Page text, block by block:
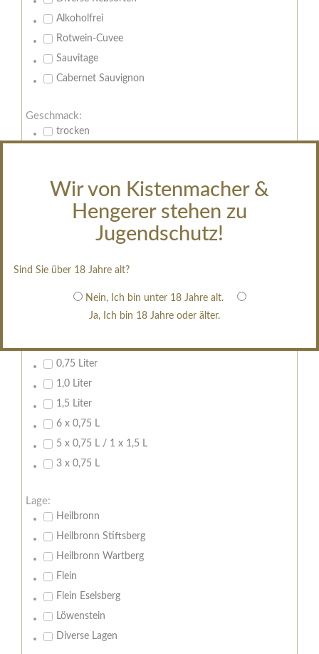
Wir von Kistenmacher &
Hengerer stehen zu
Jugendschutz!
Sind Sie über 18 Jahre alt?
Nein, Ich bin unter 18 Jahre alt.
Ja, Ich bin 18 Jahre oder älter.
Alkoholfrei
Rotwein-Cuvee
Sauvitage
Cabernet Sauvignon
Geschmack:
trocken
restsüß
edelsüß
im Holzfass gereift
erfrischend, nicht zu süß
0,75 Liter
1,0 Liter
1,5 Liter
6 x 0,75 L
5 x 0,75 L / 1 x 1,5 L
3 x 0,75 L
Lage:
Heilbronn
Heilbronn Stiftsberg
Heilbronn Wartberg
Flein
Flein Eselsberg
Löwenstein
Diverse Lagen